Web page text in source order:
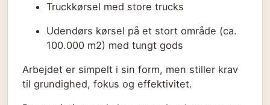
Truckkørsel med store trucks
Udendørs kørsel på et stort område (ca.
100.000 m2) med tungt gods
Arbejdet er simpelt i sin form, men stiller krav
til grundighed, fokus og effektivitet.